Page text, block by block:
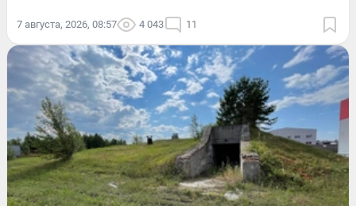
7 августа, 2026, 08:57 4 043 11